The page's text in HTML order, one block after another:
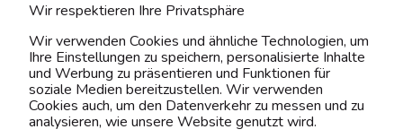
MEIN ACCOUNT
BELIEBTE KATEGORIEN
Wir respektieren Ihre Privatsphäre
Wir verwenden Cookies und ähnliche Technologien, um
Ihre Einstellungen zu speichern, personalisierte Inhalte
und Werbung zu präsentieren und Funktionen für
soziale Medien bereitzustellen. Wir verwenden
Cookies auch, um den Datenverkehr zu messen und zu
analysieren, wie unsere Website genutzt wird.